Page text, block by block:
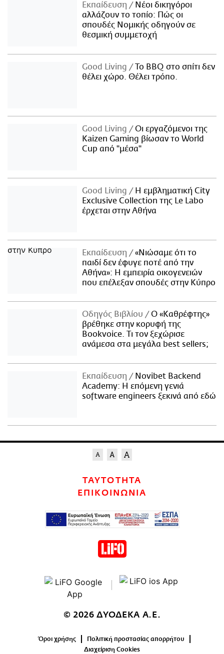
Εκπαίδευση
Νέοι δικηγόροι
αλλάζουν το τοπίο: Πώς οι
σπουδές Νομικής οδηγούν σε
θεσμική συμμετοχή
Good Living
Το BBQ στο σπίτι δεν
θέλει χώρο. Θέλει τρόπο.
Good Living
Οι εργαζόμενοι της
Kaizen Gaming βίωσαν το World
Cup από "μέσα"
Good Living
Η εμβληματική City
Exclusive Collection της Le Labo
έρχεται στην Αθήνα
Εκπαίδευση
«Νιώσαμε ότι το
παιδί δεν έφυγε ποτέ από την
Αθήνα»: Η εμπειρία οικογενειών
που επέλεξαν σπουδές στην Κύπρο
Οδηγός Βιβλίου
Ο «Καθρέφτης»
βρέθηκε στην κορυφή της
Bookvoice. Τι τον ξεχώρισε
ανάμεσα στα μεγάλα best sellers;
Εκπαίδευση
Novibet Backend
Academy: Η επόμενη γενιά
software engineers ξεκινά από εδώ
ΤΑΥΤΟΤΗΤΑ
ΕΠΙΚΟΙΝΩΝΙΑ
© 2026 ΔΥΟΔΕΚΑ Α.Ε.
Όροι χρήσης
Πολιτική προστασίας απορρήτου
Διαχείριση Cookies